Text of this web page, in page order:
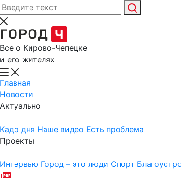
Все о Кирово-Чепецке
и его жителях
Главная
Новости
Актуально
Кадр дня Наше видео Есть проблема
Проекты
Интервью Город – это люди Спорт